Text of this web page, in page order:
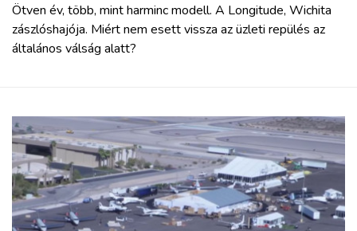
Ötven év, több, mint harminc modell. A Longitude, Wichita
zászlóshajója. Miért nem esett vissza az üzleti repülés az
általános válság alatt?